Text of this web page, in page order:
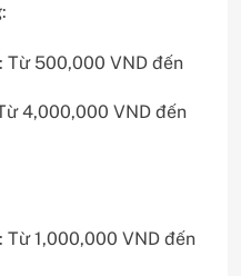
:
Từ 500,000 VND đến
4,000,000 VND đến
Từ 1,000,000 VND đến